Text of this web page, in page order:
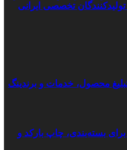
محصول، خدمات و برندینگ
بسته‌بندی، چاپ بارکد و